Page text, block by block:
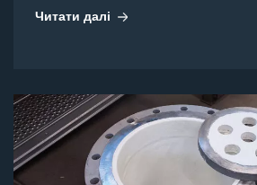
Читати далі